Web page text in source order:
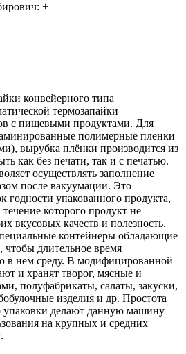
+
конвейерного типа
термозапайки
с пищевыми продуктами. Для
полимерные пленки
вырубка плёнки производится из
как без печати, так и с печатью.
осуществлять заполнение
после вакуумации. Это
годности упакованного продукта,
которого продукт не
вкусовых качеств и полезность.
контейнеры обладающие
длительное время
в нем среду. В модифицированной
и хранят творог, мясные и
полуфабрикаты, салаты, закуски,
изделия и др. Простота
упаковки делают данную машину
на крупных и средних